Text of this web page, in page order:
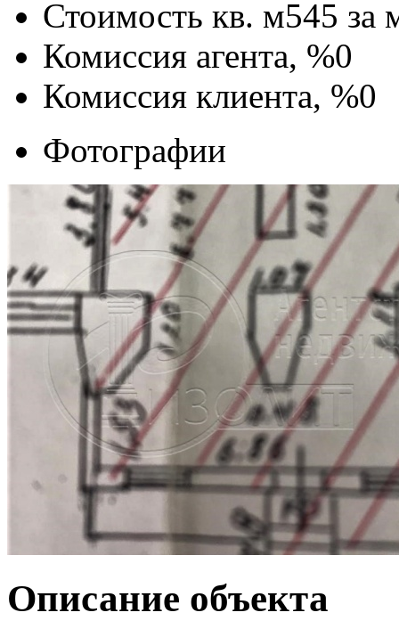
Стоимость кв. м545 за
Комиссия агента, %0
Комиссия клиента, %0
Фотографии
Описание объекта